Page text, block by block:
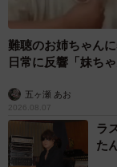
難聴のお姉ちゃん
日常に反響「妹ち
五ヶ瀬 あお
2026.08.07
ラ
た